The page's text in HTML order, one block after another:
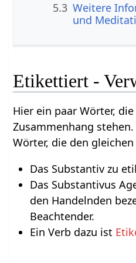
5.3 Weitere
und
Etikettiert -
Hier ein paar Wörter,
Zusammenhang
Wörter, die den
Das Substantiv zu
Das Substantivus
den Handelnden
Beachtender.
Ein Verb dazu ist